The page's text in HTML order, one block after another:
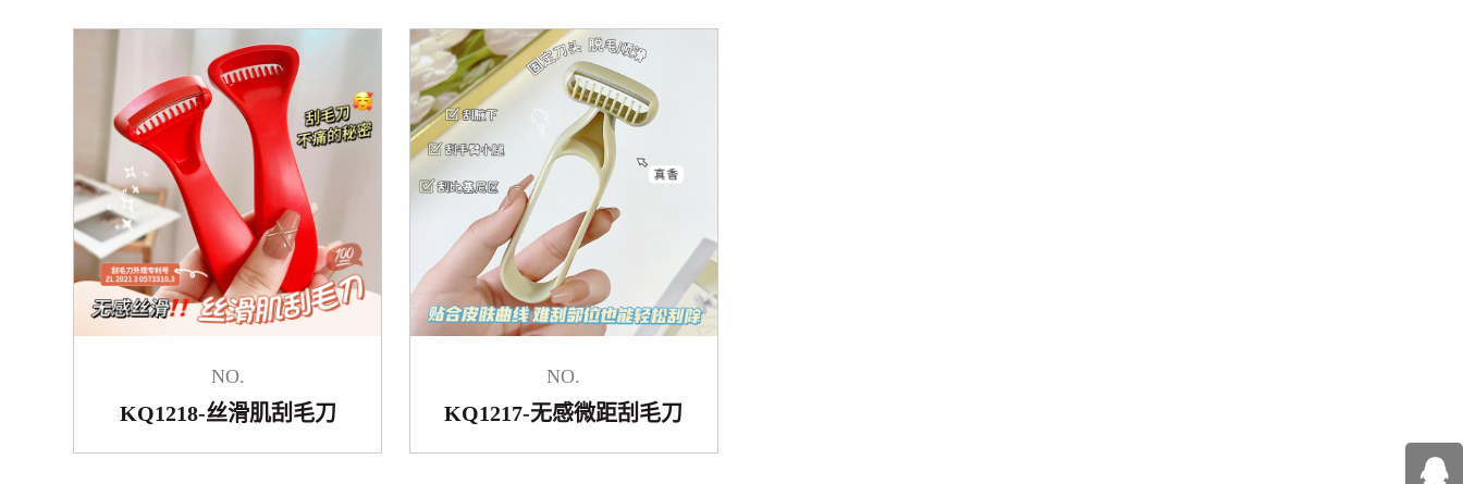
NO.
KQ1218-丝滑肌刮毛刀
NO.
KQ1217-无感微距刮毛刀